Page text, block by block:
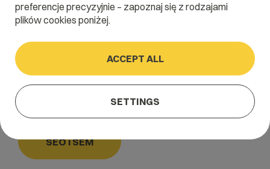
Home
Featured snippets
SEO i SEM
preferencje precyzyjnie – zapoznaj się z rodzajami
plików cookies poniżej.
ACCEPT ALL
SETTINGS